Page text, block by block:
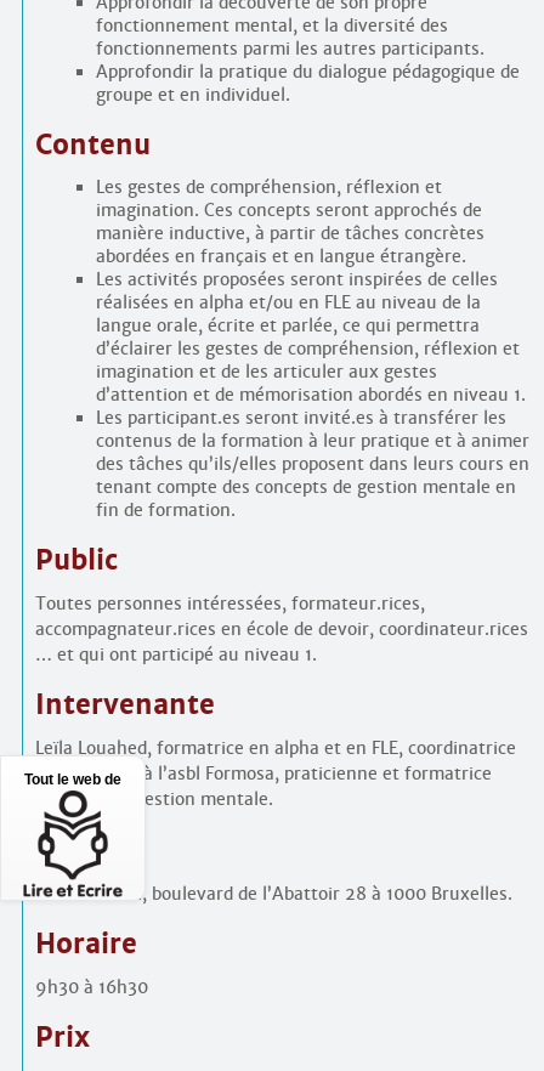
fonctionnement mental, et la diversité des
fonctionnements parmi les autres participants.
Approfondir la pratique du dialogue pédagogique de
groupe et en individuel.
Contenu
Les gestes de compréhension, réflexion et
imagination. Ces concepts seront approchés de
manière inductive, à partir de tâches concrètes
abordées en français et en langue étrangère.
Les activités proposées seront inspirées de celles
réalisées en alpha et/ou en FLE au niveau de la
langue orale, écrite et parlée, ce qui permettra
d’éclairer les gestes de compréhension, réflexion et
imagination et de les articuler aux gestes
d’attention et de mémorisation abordés en niveau 1.
Les participant.es seront invité.es à transférer les
contenus de la formation à leur pratique et à animer
des tâches qu’ils/elles proposent dans leurs cours en
tenant compte des concepts de gestion mentale en
fin de formation.
Public
Toutes personnes intéressées, formateur.rices,
accompagnateur.rices en école de devoir, coordinateur.rices
… et qui ont participé au niveau 1.
Intervenante
Leïla Louahed, formatrice en alpha et en FLE, coordinatrice
pédagogique à l’asbl Formosa, praticienne et formatrice
certifiée en gestion mentale.
Lieu
Formosa asbl, boulevard de l’Abattoir 28 à 1000 Bruxelles.
Horaire
9h30 à 16h30
Prix
Tout le web de